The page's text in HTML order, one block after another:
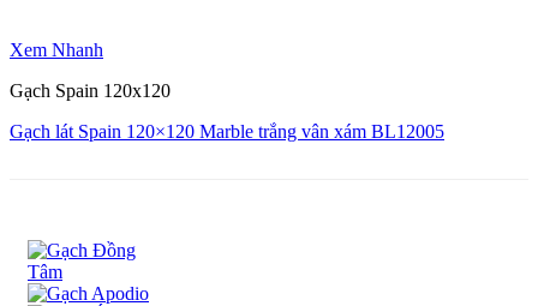
Xem Nhanh
Gạch Spain 120x120
Gạch lát Spain 120×120 Marble trắng vân xám BL12005